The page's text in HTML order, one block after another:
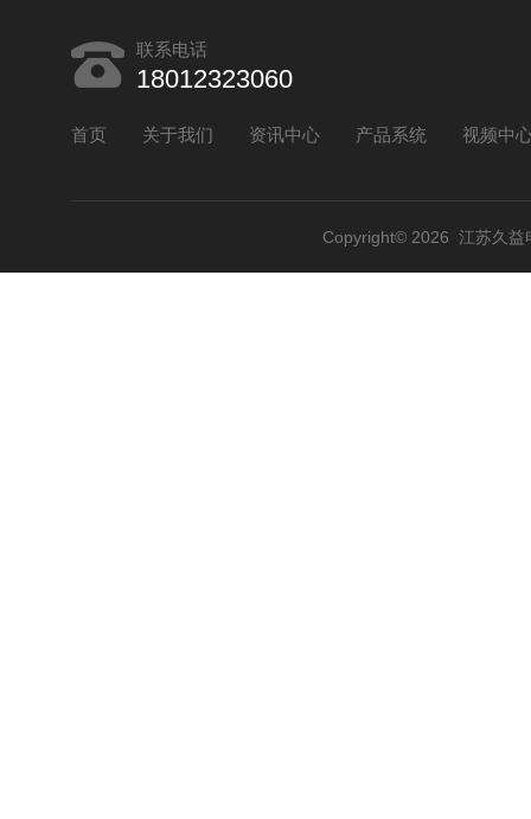
联系电话
18012323060
首页 关于我们 资讯中心 产品系统 视频中
Copyright© 2026 江苏久